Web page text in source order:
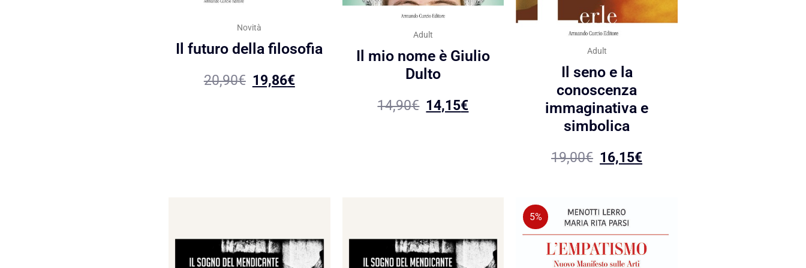
Novità
Il futuro della filosofia
20,90€ 19,86€
Adult
Il mio nome è Giulio
Dulto
14,90€ 14,15€
Adult
Il seno e la
conoscenza
immaginativa e
simbolica
19,00€ 16,15€
5%